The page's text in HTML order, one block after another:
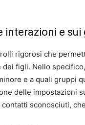
interazioni e sui
rigorosi che
figli. Nello
e a quali gruppi
delle impostazioni
sconosciuti,